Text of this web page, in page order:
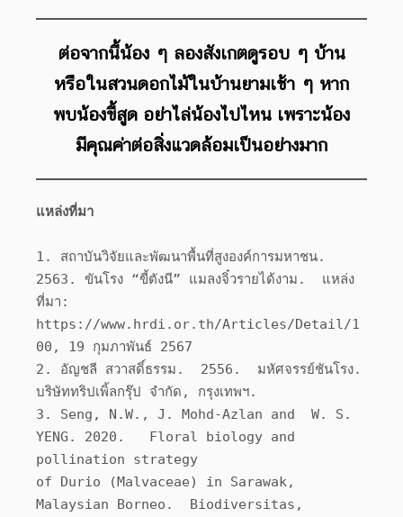
ต่อจากนี้น้อง ๆ ลองสังเกตดูรอบ ๆ บ้าน
หรือในสวนดอกไม้ในบ้านยามเช้า ๆ หาก
พบน้องขี้สูด อย่าไล่น้องไปไหน เพราะน้อง
มีคุณค่าต่อสิ่งแวดล้อมเป็นอย่างมาก
แหล่งที่มา
1. สถาบันวิจัยและพัฒนาพื้นที่สูงองค์การมหาชน.
2563. ขันโรง “ขี้ตังนี” แมลงจิ๋วรายได้งาม.  แหล่ง
ที่มา:
https://www.hrdi.or.th/Articles/Detail/1
00, 19 กุมภาพันธ์ 2567
2. อัญชลี สวาสดิ์ธรรม.  2556.  มหัศจรรย์ชันโรง.
บริษัททริปเพิ้ลกรุ๊ป จำกัด, กรุงเทพฯ.
3. Seng, N.W., J. Mohd-Azlan and  W. S.
YENG. 2020.   Floral biology and
pollination strategy
of Durio (Malvaceae) in Sarawak,
Malaysian Borneo.  Biodiversitas,